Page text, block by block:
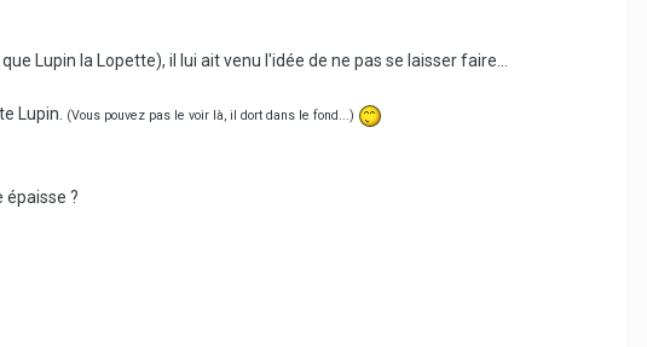
Lupin la Lopette), il lui ait venu l'idée de ne pas se laisser faire...
Lupin. (Vous pouvez pas le voir là, il dort dans le fond...)
épaisse ?